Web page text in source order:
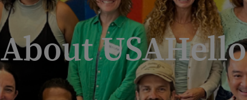
About USAHello